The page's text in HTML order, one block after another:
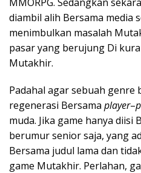
diambil alih Bersama media
menimbulkan masalah
pasar yang berujung Di
Mutakhir.
Padahal agar sebuah genre
regenerasi Bersama player–
muda. Jika game hanya diisi
berumur senior saja, yang
Bersama judul lama dan
game Mutakhir. Perlahan,